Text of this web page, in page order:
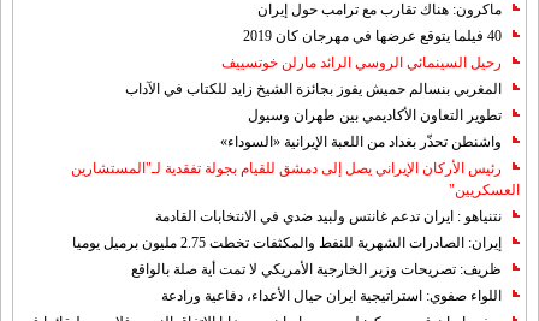
ماكرون: هناك تقارب مع ترامب حول إيران
40 فيلما يتوقع عرضها في مهرجان كان 2019
رحيل السينمائي الروسي الرائد مارلن خوتسييف
المغربي بنسالم حميش يفوز بجائزة الشيخ زايد للكتاب في الآداب
تطوير التعاون الأكاديمي بين طهران وسيول
واشنطن تحذّر بغداد من اللعبة الإيرانية «السوداء»
رئيس الأركان الإيراني يصل إلى دمشق للقيام بجولة تفقدية لـ"المستشارين
العسكريين"
نتنياهو : ايران تدعم غانتس ولبيد ضدي في الانتخابات القادمة
إيران: الصادرات الشهریة للنفط والمكثفات تخطت 2.75 مليون برميل يوميا
ظريف: تصريحات وزير الخارجية الأمريكي لا تمت أية صلة بالواقع
اللواء صفوي: استراتيجية ايران حيال الأعداء، دفاعية ورادعة